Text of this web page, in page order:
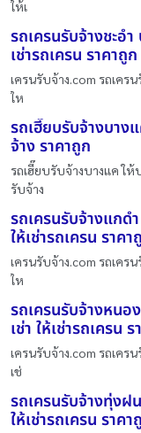
ให้เ
รถเครนรับจ้างชะอำ
เช่ารถเครน ราคาถูก
เครนรับจ้าง.com รถเคร
ให
รถเฮี๊ยบรับจ้างบาง
จ้าง ราคาถูก
รถเฮี๊ยบรับจ้างบางแค ให้
รับจ้าง
รถเครนรับจ้างแกด
ให้เช่ารถเครน ราคา
เครนรับจ้าง.com รถเคร
ให
รถเครนรับจ้างหนอ
เช่า ให้เช่ารถเครน
เครนรับจ้าง.com รถเคร
เช่
รถเครนรับจ้างทุ่งฝ
ให้เช่ารถเครน ราคา